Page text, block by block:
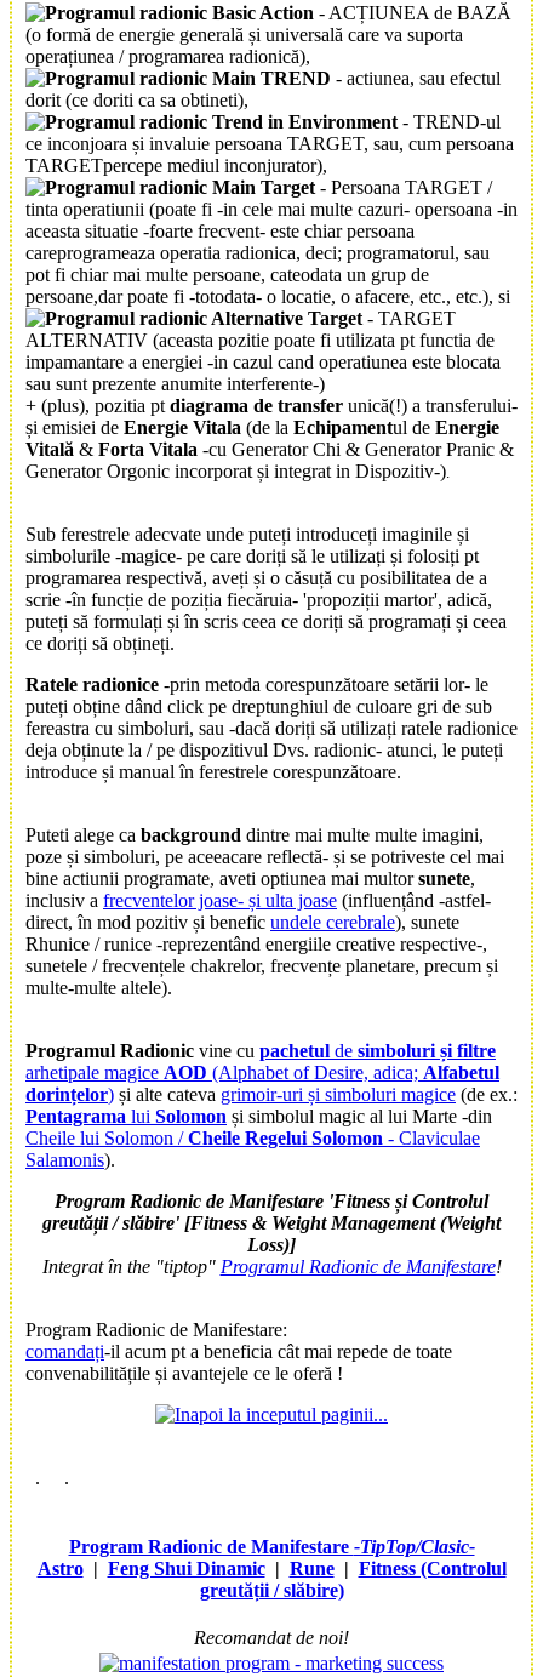
Basic Action - ACȚIUNEA de BAZĂ
(o formă de energie generală și universală care va suporta
operațiunea / programarea radionică),
Main TREND - actiunea, sau efectul
dorit (ce doriti ca sa obtineti),
Trend in Environment - TREND-ul
ce inconjoara și invaluie persoana TARGET, sau, cum persoana
TARGETpercepe mediul inconjurator),
Main Target - Persoana TARGET /
tinta operatiunii (poate fi -in cele mai multe cazuri- opersoana -in
aceasta situatie -foarte frecvent- este chiar persoana
careprogrameaza operatia radionica, deci; programatorul, sau
pot fi chiar mai multe persoane, cateodata un grup de
persoane,dar poate fi -totodata- o locatie, o afacere, etc., etc.), si
Alternative Target - TARGET
ALTERNATIV (aceasta pozitie poate fi utilizata pt functia de
impamantare a energiei -in cazul cand operatiunea este blocata
sau sunt prezente anumite interferente-)
+ (plus), pozitia pt diagrama de transfer unică(!) a transferului-
și emisiei de Energie Vitala (de la Echipamentul de Energie
Vitală & Forta Vitala -cu Generator Chi & Generator Pranic &
Generator Orgonic incorporat și integrat in Dispozitiv-)
Sub ferestrele adecvate unde puteți introduceți imaginile și
simbolurile -magice- pe care doriți să le utilizați și folosiți pt
programarea respectivă, aveți și o căsuță cu posibilitatea de a
scrie -în funcție de poziția fiecăruia- 'propoziții martor', adică,
puteți să formulați și în scris ceea ce doriți să programați și ceea
ce doriți să obțineți.
Ratele radionice -prin metoda corespunzătoare setării lor- le
puteți obține dând click pe dreptunghiul de culoare gri de sub
fereastra cu simboluri, sau -dacă doriți să utilizați ratele radionice
deja obținute la / pe dispozitivul Dvs. radionic- atunci, le puteți
introduce și manual în ferestrele corespunzătoare.
Puteti alege ca background dintre mai multe multe imagini,
poze și simboluri, pe aceeacare reflectă- și se potriveste cel mai
bine actiunii programate, aveti optiunea mai multorsunete,
inclusiv a frecventelor joase- și ulta joase (influențând -astfel-
direct, în mod pozitiv și benefic undele cerebrale), sunete
Rhunice / runice -reprezentând energiile creative respective-,
sunetele / frecvențele chakrelor, frecvențe planetare, precum și
multe-multe altele).
Programul Radionic vine cu pachetul de simboluri și filtre
arhetipale magice AOD (Alphabet of Desire, adica; Alfabetul
dorințelor) și alte cateva grimoir-uri și simboluri magice (de ex.:
Pentagrama lui Solomon și simbolul magic al lui Marte -din
Cheile lui Solomon /Cheile Regelui Solomon - Claviculae
Salamonis).
Program Radionic de Manifestare 'Fitness și Controlul
greutății / slăbire' [Fitness & Weight Management (Weight
Loss)]
Integrat în the "tiptop" Programul Radionic de Manifestare!
Program Radionic de Manifestare:
comandați-il acum pt a beneficia cât mai repede de toate
convenabilitățile și avantejele ce le oferă !
. .
Program Radionic de Manifestare -TipTop/Clasic-
Astro| Feng Shui Dinamic| Rune| Fitness (Controlul
greutății / slăbire)
Recomandat de noi!